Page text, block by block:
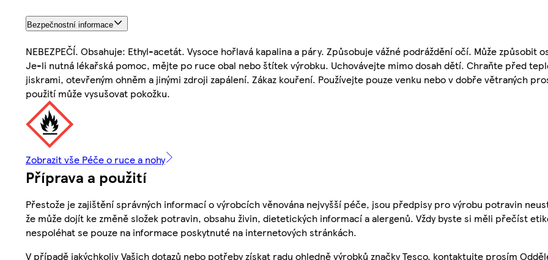
Bezpečnostní informace
NEBEZPEČÍ. Obsahuje: Ethyl-acetát. Vysoce hořlavá kapalina a páry. Způsobuje vážné podráždění očí. Může způsobit
Je-li nutná lékařská pomoc, mějte po ruce obal nebo štítek výrobku. Uchovávejte mimo dosah dětí. Chraňte před
jiskrami, otevřeným ohněm a jinými zdroji zapálení. Zákaz kouření. Používejte pouze venku nebo v dobře větraných
použití může vysušovat pokožku.
Zobrazit vše Péče o ruce a nohy
Příprava a použití
Přestože je zajištění správných informací o výrobcích věnována nejvyšší péče, jsou předpisy pro výrobu potravin
že může dojít ke změně složek potravin, obsahu živin, dietetických informací a alergenů. Vždy byste si měli přečíst
nespoléhat se pouze na informace poskytnuté na internetových stránkách.
V případě jakýchkoliv Vašich dotazů nebo potřeby získat radu ohledně výrobků značky Tesco, kontaktujte prosím